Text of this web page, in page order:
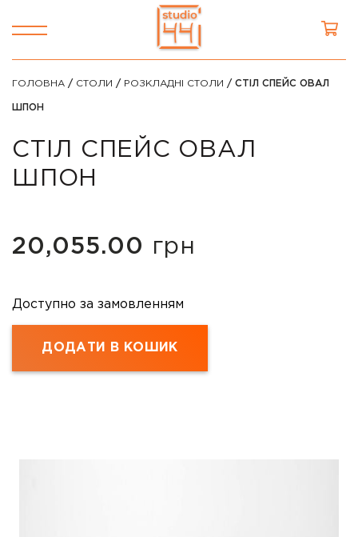
ГОЛОВНА / СТОЛИ / РОЗКЛАДНІ СТОЛИ / СТІЛ СПЕЙС ОВАЛ
ШПОН
СТІЛ СПЕЙС ОВАЛ
ШПОН
20,055.00 грн
Доступно за замовленням
ДОДАТИ В КОШИК